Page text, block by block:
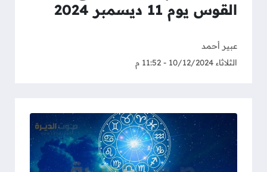
القوس يوم 11 ديسمبر 2024
عبير أحمد
الثلاثاء 10/12/2024 - 11:52 م